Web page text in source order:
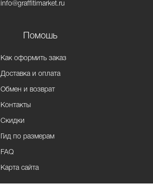
info@graffitimarket.ru
Помошь
Как оформить заказ
Доставка и оплата
Обмен и возврат
Контакты
Скидки
Гид по размерам
FAQ
Карта сайта